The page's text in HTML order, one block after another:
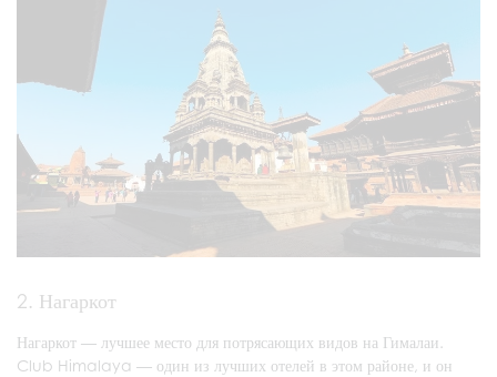
2. Нагаркот
Нагаркот — лучшее место для потрясающих видов на Гималаи.
Club Himalaya — один из лучших отелей в этом районе, и он